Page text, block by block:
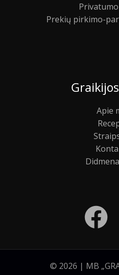
Prekių pirkimo-
Apie
© 2026 | MB